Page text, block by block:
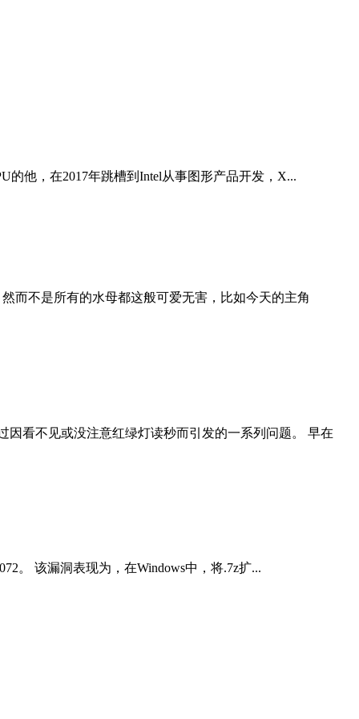
的他，在2017年跳槽到Intel从事图形产品开发，X...
而不是所有的水母都这般可爱无害，比如今天的主角
看不见或没注意红绿灯读秒而引发的一系列问题。 早在
。 该漏洞表现为，在Windows中，将.7z扩...